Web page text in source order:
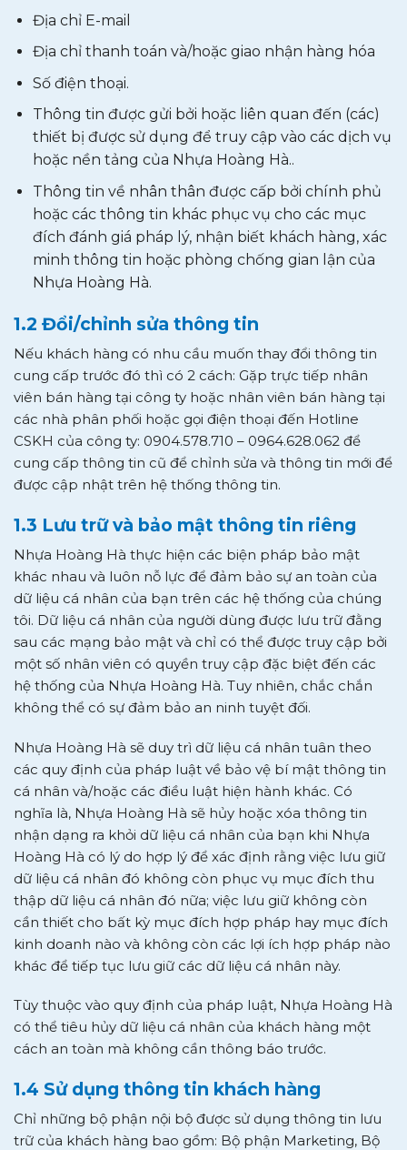
Địa chỉ E-mail
Địa chỉ thanh toán và/hoặc giao nhận hàng hóa
Số điện thoại.
Thông tin được gửi bởi hoặc liên quan đến (các)
thiết bị được sử dụng để truy cập vào các dịch vụ
hoặc nền tảng của Nhựa Hoàng Hà..
Thông tin về nhân thân được cấp bởi chính phủ
hoặc các thông tin khác phục vụ cho các mục
đích đánh giá pháp lý, nhận biết khách hàng, xác
minh thông tin hoặc phòng chống gian lận của
Nhựa Hoàng Hà.
1.2 Đổi/chỉnh sửa thông tin
Nếu khách hàng có nhu cầu muốn thay đổi thông tin
cung cấp trước đó thì có 2 cách: Gặp trực tiếp nhân
viên bán hàng tại công ty hoặc nhân viên bán hàng tại
các nhà phân phối hoặc gọi điện thoại đến Hotline
CSKH của công ty: 0904.578.710 – 0964.628.062 để
cung cấp thông tin cũ để chỉnh sửa và thông tin mới để
được cập nhật trên hệ thống thông tin.
1.3 Lưu trữ và bảo mật thông tin riêng
Nhựa Hoàng Hà thực hiện các biện pháp bảo mật
khác nhau và luôn nỗ lực để đảm bảo sự an toàn của
dữ liệu cá nhân của bạn trên các hệ thống của chúng
tôi. Dữ liệu cá nhân của người dùng được lưu trữ đằng
sau các mạng bảo mật và chỉ có thể được truy cập bởi
một số nhân viên có quyền truy cập đặc biệt đến các
hệ thống của Nhựa Hoàng Hà. Tuy nhiên, chắc chắn
không thể có sự đảm bảo an ninh tuyệt đối.
Nhựa Hoàng Hà sẽ duy trì dữ liệu cá nhân tuân theo
các quy định của pháp luật về bảo vệ bí mật thông tin
cá nhân và/hoặc các điều luật hiện hành khác. Có
nghĩa là, Nhựa Hoàng Hà sẽ hủy hoặc xóa thông tin
nhận dạng ra khỏi dữ liệu cá nhân của bạn khi Nhựa
Hoàng Hà có lý do hợp lý để xác định rằng việc lưu giữ
dữ liệu cá nhân đó không còn phục vụ mục đích thu
thập dữ liệu cá nhân đó nữa; việc lưu giữ không còn
cần thiết cho bất kỳ mục đích hợp pháp hay mục đích
kinh doanh nào và không còn các lợi ích hợp pháp nào
khác để tiếp tục lưu giữ các dữ liệu cá nhân này.
Tùy thuộc vào quy định của pháp luật, Nhựa Hoàng Hà
có thể tiêu hủy dữ liệu cá nhân của khách hàng một
cách an toàn mà không cần thông báo trước.
1.4 Sử dụng thông tin khách hàng
Chỉ những bộ phận nội bộ được sử dụng thông tin lưu
trữ của khách hàng bao gồm: Bộ phận Marketing, Bộ